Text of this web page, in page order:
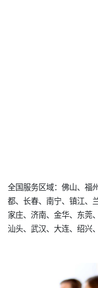
全国服务区域：佛山、福
都、长春、南宁、镇江、
家庄、济南、金华、东莞
汕头、武汉、大连、绍兴